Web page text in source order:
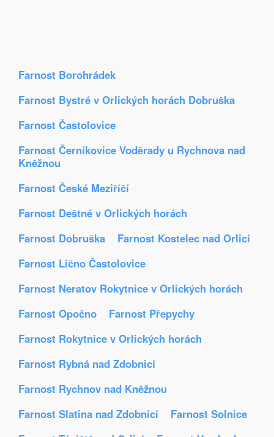
Farnost Borohrádek
Farnost Bystré v Orlických horách Dobruška
Farnost Častolovice
Farnost Černíkovice Voděrady u Rychnova nad
Kněžnou
Farnost České Meziříčí
Farnost Deštné v Orlických horách
Farnost Dobruška
Farnost Kostelec nad Orlicí
Farnost Lično Častolovice
Farnost Neratov Rokytnice v Orlických horách
Farnost Opočno
Farnost Přepychy
Farnost Rokytnice v Orlických horách
Farnost Rybná nad Zdobnicí
Farnost Rychnov nad Kněžnou
Farnost Slatina nad Zdobnicí
Farnost Solnice